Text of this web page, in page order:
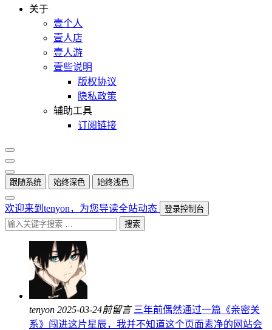
关于
壹个人
壹人店
壹人游
壹些说明
版权协议
隐私政策
辅助工具
订阅链接
跟随系统 始终深色 始终浅色
欢迎来到tenyon，为您导读全站动态
登录控制台
搜索
tenyon 2025-03-24前留言 三年前偶然通过一篇《亲密关
系》闯进这片星辰，我并不知道这个页面素净的网站会